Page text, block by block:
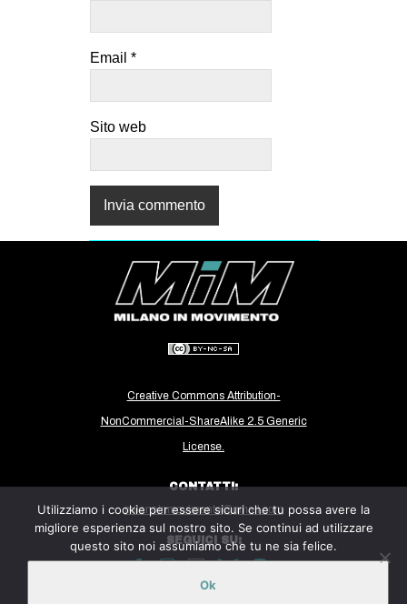
Email *
Sito web
Creative Commons Attribution-
NonCommercial-ShareAlike 2.5 Generic
License.
CONTATTI:
milanoinmovimento@gmail.com
SEGUICI SU:
Utilizziamo i cookie per essere sicuri che tu possa avere la
migliore esperienza sul nostro sito. Se continui ad utilizzare
questo sito noi assumiamo che tu ne sia felice.
Ok